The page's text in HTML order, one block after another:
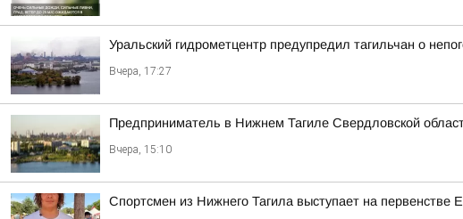
Уральский гидрометцентр предупредил тагильчан о
Вчера, 17:27
Предприниматель в Нижнем Тагиле Свердловской
Вчера, 15:10
Спортсмен из Нижнего Тагила выступает на первенстве